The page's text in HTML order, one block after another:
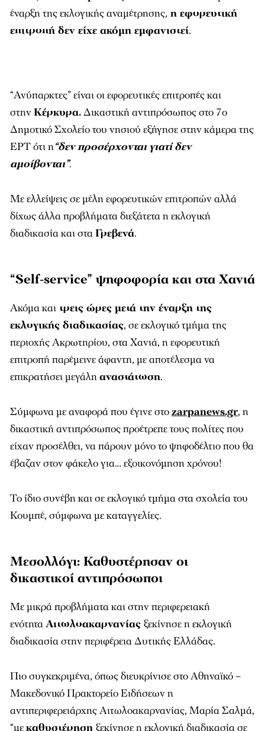
έναρξη της εκλογικής αναμέτρησης, η εφορευτική
επιτροπή δεν είχε ακόμη εμφανιστεί.
“Ανύπαρκτες” είναι οι εφορευτικές επιτροπές και
στηνΚέρκυρα.Δικαστική αντιπρόσωπος στο 7ο
Δημοτικό Σχολείο του νησιού εξήγησε στην κάμερα της
ΕΡΤ ότι η“δεν προσέρχονται γιατί δεν
αμοίβονται”.
Mε ελλείψεις σε μέλη εφορευτικών επιτροπών αλλά
δίχως άλλα προβλήματα διεξάτετα η εκλογική
διαδικασία και σταΓρεβενά.
“Self-service” ψηφοφορία και στα Χανιά
Ακόμα και τρεις ώρες μετά την έναρξη της
εκλογικής διαδικασίας, σε εκλογικό τμήμα της
περιοχής Ακρωτηρίου, στα Χανιά, η εφορευτική
επιτροπή παρέμεινε άφαντη, με αποτέλεσμα να
επικρατήσει μεγάληαναστάτωση.
Σύμφωνα με αναφορά που έγινε στοzarpanews.gr, η
δικαστική αντιπρόσωπος προέτρεπε τους πολίτες που
είχαν προσέλθει, να πάρουν μόνο το ψηφοδέλτιο που θα
έβαζαν στον φάκελο για… εξοικονόμηση χρόνου!
Το ίδιο συνέβη και σε εκλογικό τμήμα στα σχολεία του
Κουμπέ, σύμφωνα με καταγγελίες.
Μεσολλόγι: Καθυστέρησαν οι
δικαστικοί αντιπρόσωποι
Με μικρά προβλήματα και στην περιφερειακή
ενότηταΑιτωλοακαρνανίας ξεκίνησε η εκλογική
διαδικασία στην περιφέρεια Δυτικής Ελλάδας.
Πιο συγκεκριμένα, όπως διευκρίνισε στο Αθηναϊκό –
Μακεδονικό Πρακτορείο Ειδήσεων η
αντιπεριφερειάρχης Αιτωλοακαρνανίας, Μαρία Σαλμά,
“μεκαθυστέρηση ξεκίνησε η εκλογική διαδικασία σε